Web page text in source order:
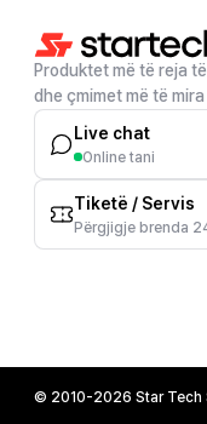
Produktet më të reja
dhe çmimet më të
Live chat
Online tani
Tiketë / Servis
Përgjigje brenda
© 2010-2026 Star Tech